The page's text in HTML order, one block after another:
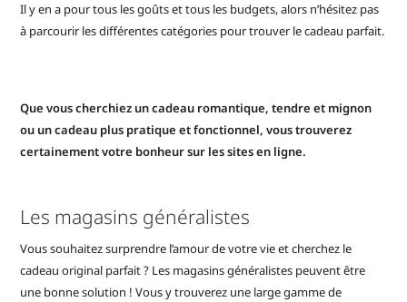
Il y en a pour tous les goûts et tous les budgets, alors n’hésitez pas
à parcourir les différentes catégories pour trouver le cadeau parfait.
Que vous cherchiez un cadeau romantique, tendre et mignon
ou un cadeau plus pratique et fonctionnel, vous trouverez
certainement votre bonheur sur les sites en ligne.
Les magasins généralistes
Vous souhaitez surprendre l’amour de votre vie et cherchez le
cadeau original parfait ? Les magasins généralistes peuvent être
une bonne solution ! Vous y trouverez une large gamme de